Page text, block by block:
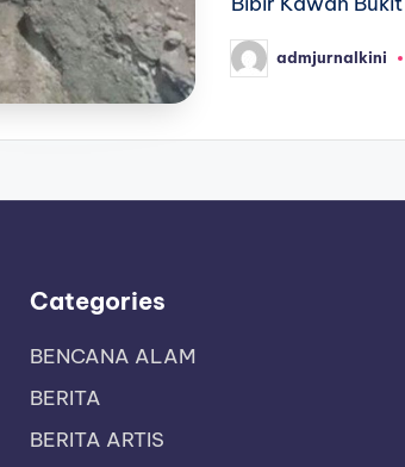
Posted
by
admjurnalkini
Categories
BENCANA ALAM
BERITA
BERITA ARTIS